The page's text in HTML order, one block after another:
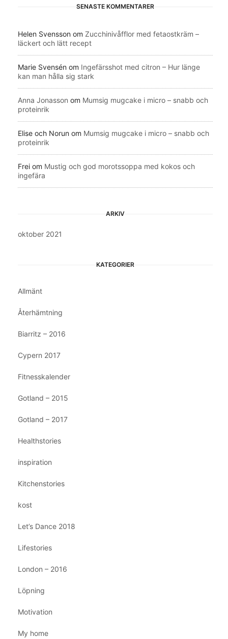
SENASTE KOMMENTARER
Helen Svensson om Zucchinivåfflor med fetaostkräm –
läckert och lätt recept
Marie Svensén om Ingefärsshot med citron – Hur länge
kan man hålla sig stark
Anna Jonasson om Mumsig mugcake i micro – snabb och
proteinrik
Elise och Norun om Mumsig mugcake i micro – snabb och
proteinrik
Frei om Mustig och god morotssoppa med kokos och
ingefära
ARKIV
oktober 2021
KATEGORIER
Allmänt
Återhämtning
Biarritz – 2016
Cypern 2017
Fitnesskalender
Gotland – 2015
Gotland – 2017
Healthstories
inspiration
Kitchenstories
kost
Let’s Dance 2018
Lifestories
London – 2016
Löpning
Motivation
My home